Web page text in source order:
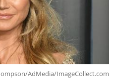
AdMedia/ImageCollect.com